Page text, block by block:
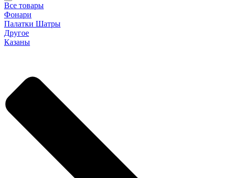
Все товары
Фонари
Палатки Шатры
Другое
Казаны